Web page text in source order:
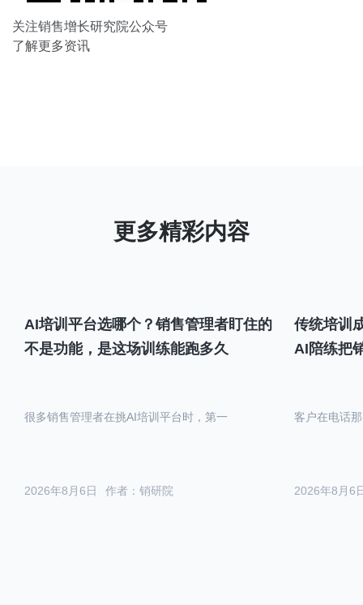
关注销售增长研究院公众号
了解更多资讯
AI培训平台选哪个？销售管理者盯住的
不是功能，是这场训练能跑多久
作者：销研院
2026年8月6日
很多销售管理者在挑AI培训平台时，第一
传统培训
AI陪练把
2026年8月6
客户在电话